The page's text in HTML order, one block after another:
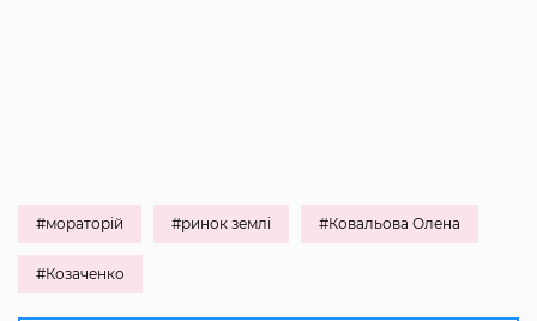
#мораторій #ринок землі #Ковальова Олена
#Козаченко